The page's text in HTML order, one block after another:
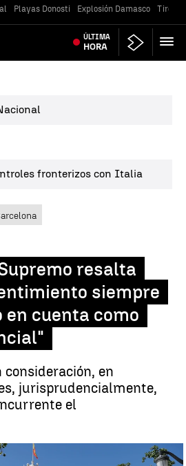
Playas Donosti Explosión Damasco Tiroteo
ÚLTIMA
HORA
fronterizos con Italia
resalta
siempre
en cuenta como
consideración, en
jurisprudencialmente,
el
el eje de delitos sexuales |EFE